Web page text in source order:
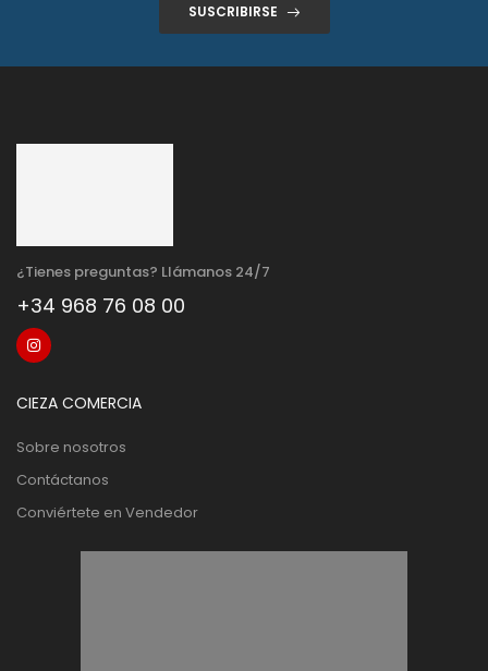
SUSCRIBIRSE
¿Tienes preguntas? Llámanos 24/7
+34 968 76 08 00
CIEZA COMERCIA
Sobre nosotros
Contáctanos
Conviértete en Vendedor